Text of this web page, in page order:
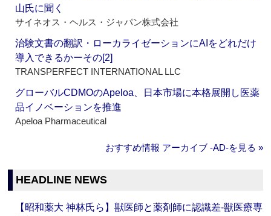
山氏に聞く
サイネオス・ヘルス・ジャパン株式会社
治験文書の翻訳・ローカライゼーションにAIをどれだけ
導入できるかーその[2]
TRANSPERFECT INTERNATIONAL LLC
グローバルCDMOのApeloa、日本市場に本格展開し医薬
品イノベーションを推進
Apeloa Pharmaceutical
おすすめ情報 アーカイブ ‐AD‐を見る »
HEADLINE NEWS
【昭和薬大 神林氏ら】獣医師と薬剤師に認識差‐獣医療専